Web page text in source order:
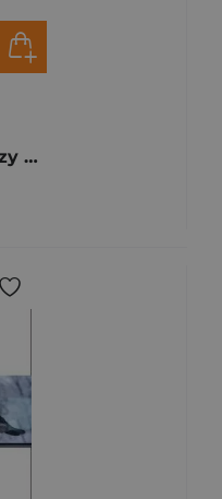
Metastazy rozkoszy Sześć esejów o kobiecie i przyczynowości